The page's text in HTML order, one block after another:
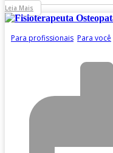
Leia Mais
Para profissionais Para você